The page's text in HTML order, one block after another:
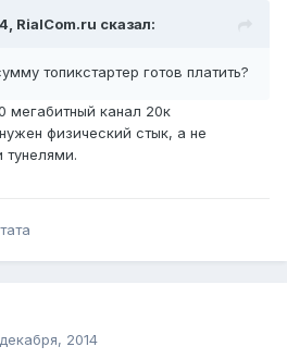
RialCom.ru сказал:
топикстартер готов платить?
мегабитный канал 20к
физический стык, а не
тунелями.
2014